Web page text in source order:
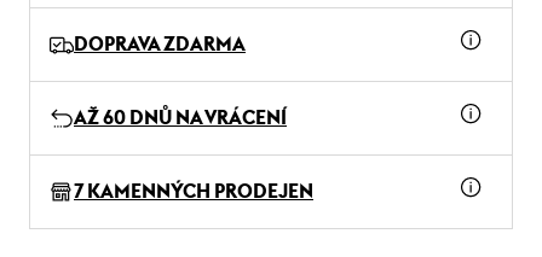
DOPRAVA ZDARMA
AŽ 60 DNŮ NA VRÁCENÍ
7 KAMENNÝCH PRODEJEN